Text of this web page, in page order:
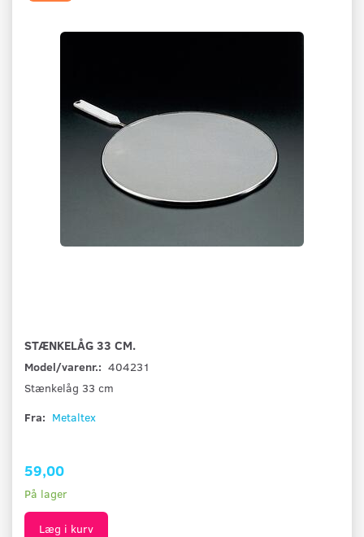
STÆNKELÅG 33 CM.
Model/varenr.: 404231
Stænkelåg 33 cm
Fra: Metaltex
59,00
På lager
Læg i kurv